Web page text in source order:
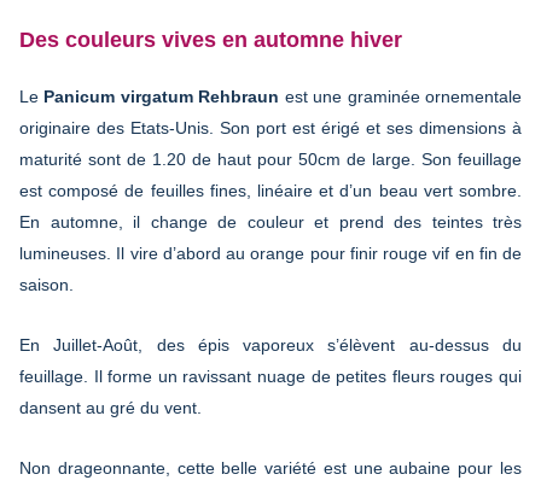
Des couleurs vives en automne hiver
Le Panicum virgatum Rehbraun est une graminée ornementale
originaire des Etats-Unis. Son port est érigé et ses dimensions à
maturité sont de 1.20 de haut pour 50cm de large. Son feuillage
est composé de feuilles fines, linéaire et d’un beau vert sombre.
En automne, il change de couleur et prend des teintes très
lumineuses. Il vire d’abord au orange pour finir rouge vif en fin de
saison.
En Juillet-Août, des épis vaporeux s’élèvent au-dessus du
feuillage. Il forme un ravissant nuage de petites fleurs rouges qui
dansent au gré du vent.
Non drageonnante, cette belle variété est une aubaine pour les